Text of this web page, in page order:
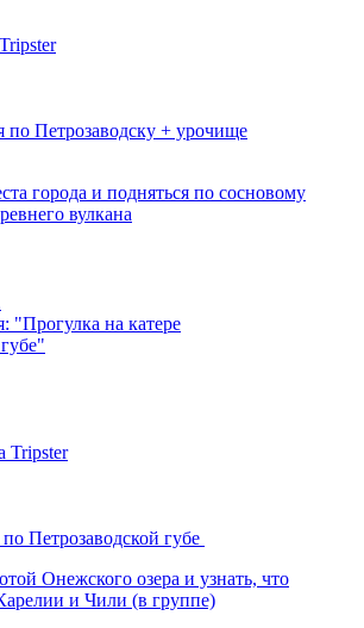
по Петрозаводску + урочище
города и подняться по сосновому
вулкана
Петрозаводской губе
Онежского озера и узнать, что
и Чили (в группе)